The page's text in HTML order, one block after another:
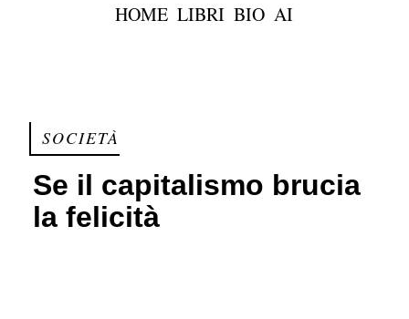
HOME LIBRI BIO AI
SOCIETÀ
Se il capitalismo brucia
la felicità